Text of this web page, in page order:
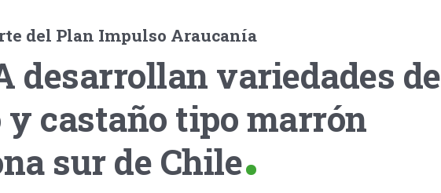
del Plan Impulso Araucanía
desarrollan variedades de
y castaño tipo marrón
sur de Chile